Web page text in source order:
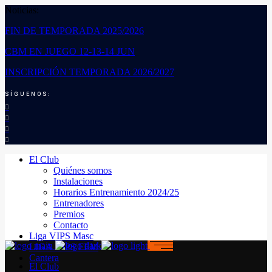
Noticias:
FIN DE TEMPORADA 2025/2026
CBM EN JUEGO 12-13-14 JUN
INSCRIPCIÓN TEMPORADA 2026/2027
SÍGUENOS:
El Club
Quiénes somos
Instalaciones
Horarios Entrenamiento 2024/25
Entrenadores
Premios
Contacto
Liga VIPS Masc
LIGA VIPS FEM
Cantera
El Club